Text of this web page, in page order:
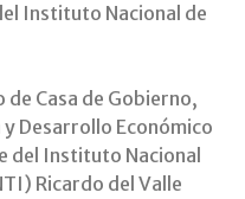
Instituto Nacional de
de Casa de Gobierno,
Desarrollo Económico
del Instituto Nacional
Ricardo del Valle